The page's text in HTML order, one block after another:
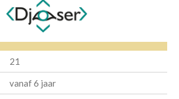
21
vanaf 6 jaar